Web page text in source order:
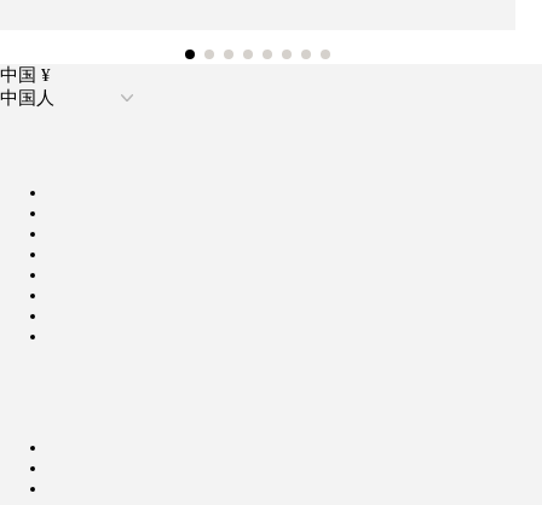
中国 ¥
中国人